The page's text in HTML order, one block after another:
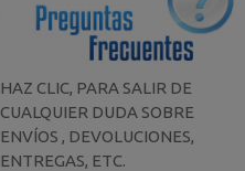
HAZ CLIC, PARA SALIR DE
CUALQUIER DUDA SOBRE
ENVÍOS , DEVOLUCIONES,
ENTREGAS, ETC.